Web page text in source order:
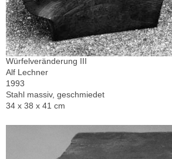
Würfelveränderung III
Alf Lechner
1993
Stahl massiv, geschmiedet
34 x 38 x 41 cm